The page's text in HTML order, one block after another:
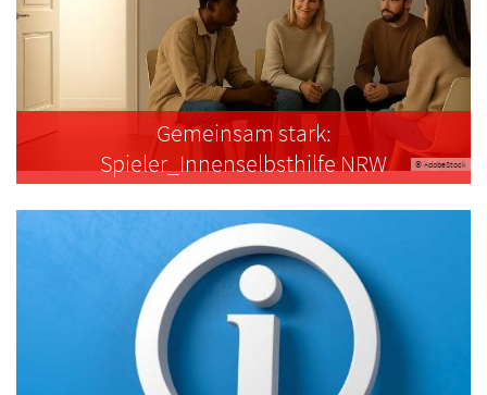
© AdobeStock
Gemeinsam stark:
Spieler_Innenselbsthilfe NRW